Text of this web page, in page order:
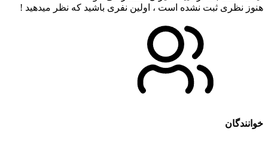
هنوز نظری ثبت نشده است ، اولین نفری باشید که نظر میدهید !
خوانندگان